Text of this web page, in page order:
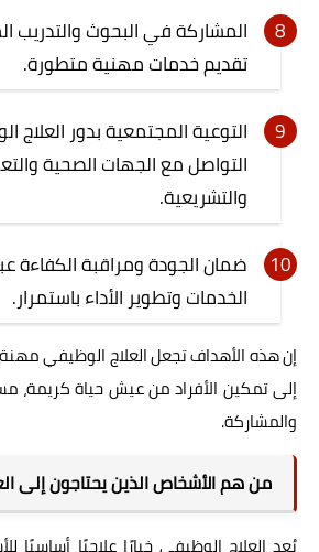
المشاركة في البحوث والتدريب
تقديم خدمات مهنية متطورة.
التوعية المجتمعية بدور
التواصل مع الجهات الصحية
والتشريعية.
ضمان الجودة ومراقبة الكفاءة
الخدمات وتطوير الأداء باستمرار.
إن هذه الأهداف تجعل العلاج الوظيفي
إلى تمكين الأفراد من عيش حياة كريمة،
والمشاركة.
من هم الأشخاص الذين يحتاجون إلى